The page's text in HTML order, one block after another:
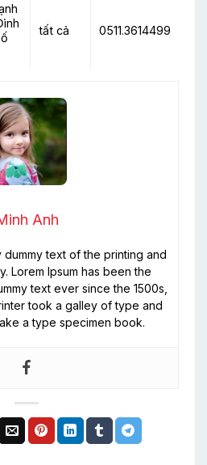
tất cả 0511.3614499
Anh
dummy text of the printing and
Lorem Ipsum has been the
text ever since the 1500s,
took a galley of type and
a type specimen book.